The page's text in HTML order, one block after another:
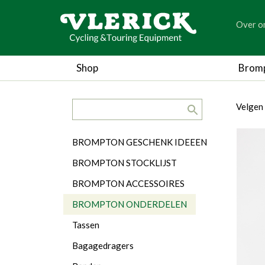
Over
Shop
Velgen
Categorieën
BROMPTON GESCHENK IDEEEN
BROMPTON STOCKLIJST
BROMPTON ACCESSOIRES
BROMPTON ONDERDELEN
Tassen
Bagagedragers